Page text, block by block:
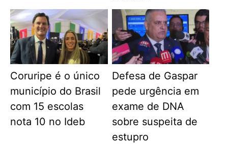
Coruripe é o único
município do Brasil
com 15 escolas
nota 10 no Ideb
Defesa de Gaspar
pede urgência em
exame de DNA
sobre suspeita de
estupro